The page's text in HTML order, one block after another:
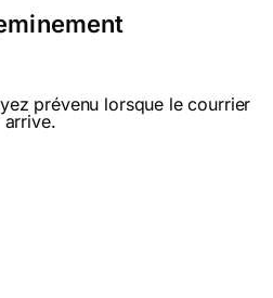
prévenu lorsque le courrier
arrive.